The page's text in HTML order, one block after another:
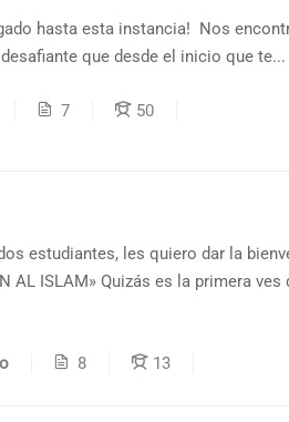
hasta esta instancia! Nos
que desde el inicio que te...
7 50
estudiantes, les quiero dar la
AL ISLAM» Quizás es la primera ves
8 13